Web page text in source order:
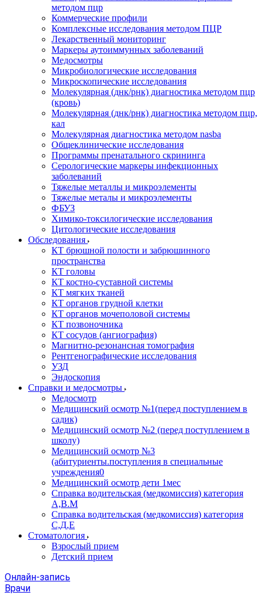
методом пцр
Коммерческие профили
Комплексные исследования методом ПЦР
Лекарственный мониторинг
Маркеры аутоиммунных заболеваний
Медосмотры
Микробиологические исследования
Микроскопические исследования
Молекулярная (днк/рнк) диагностика методом пцр
(кровь)
Молекулярная (днк/рнк) диагностика методом пцр,
кал
Молекулярная диагностика методом nasba
Общеклинические исследования
Программы пренатального скрининга
Серологические маркеры инфекционных
заболеваний
Тяжелые металлы и микроэлементы
Тяжелые металы и микроэлементы
ФБУЗ
Химико-токсилогические исследования
Цитологические исследования
Обследования
КТ брюшной полости и забрюшинного
пространства
КТ головы
КТ костно-суставной системы
КТ мягких тканей
КТ органов грудной клетки
КТ органов мочеполовой системы
КТ позвоночника
КТ сосудов (ангиография)
Магнитно-резонансная томография
Рентгенографические исследования
УЗД
Эндоскопия
Справки и медосмотры
Медосмотр
Медицинский осмотр №1(перед поступлением в
садик)
Медицинский осмотр №2 (перед поступлением в
школу)
Медицинский осмотр №3
(абитуриенты.поступления в специальные
учреждения0
Медицинский осмотр дети 1мес
Справка водительская (медкомиссия) категория
А,В.М
Справка водительская (медкомиссия) категория
С,Д,Е
Стоматология
Взрослый прием
Детский прием
Онлайн-запись
Врачи